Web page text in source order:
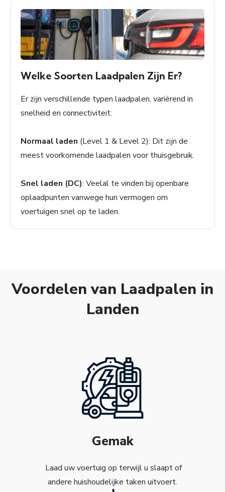
Welke Soorten Laadpalen Zijn Er?
Er zijn verschillende typen laadpalen, variërend in
snelheid en connectiviteit:
Normaal laden (Level 1 & Level 2): Dit zijn de
meest voorkomende laadpalen voor thuisgebruik.
Snel laden (DC): Veelal te vinden bij openbare
oplaadpunten vanwege hun vermogen om
voertuigen snel op te laden.
Voordelen van Laadpalen in
Landen
Gemak
Laad uw voertuig op terwijl u slaapt of
andere huishoudelijke taken uitvoert.